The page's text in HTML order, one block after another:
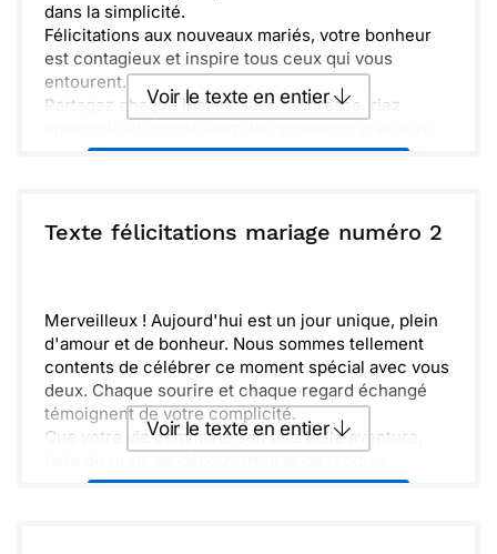
dans la simplicité.
Félicitations aux nouveaux mariés, votre bonheur
est contagieux et inspire tous ceux qui vous
entourent.
Partagez chaque instant avec tendresse, riez
Votre aventure ensemble commence aujourd'hui,
Voir le texte en entier
ou : Copier Recevoir par mail
Texte félicitations mariage numéro 2
Merveilleux ! Aujourd'hui est un jour unique, plein
d'amour et de bonheur. Nous sommes tellement
contents de célébrer ce moment spécial avec vous
deux. Chaque sourire et chaque regard échangé
témoignent de votre complicité.
Que votre vie commune soit une belle aventure,
souvenirs. Profitez de chaque instant et
Voir le texte en entier